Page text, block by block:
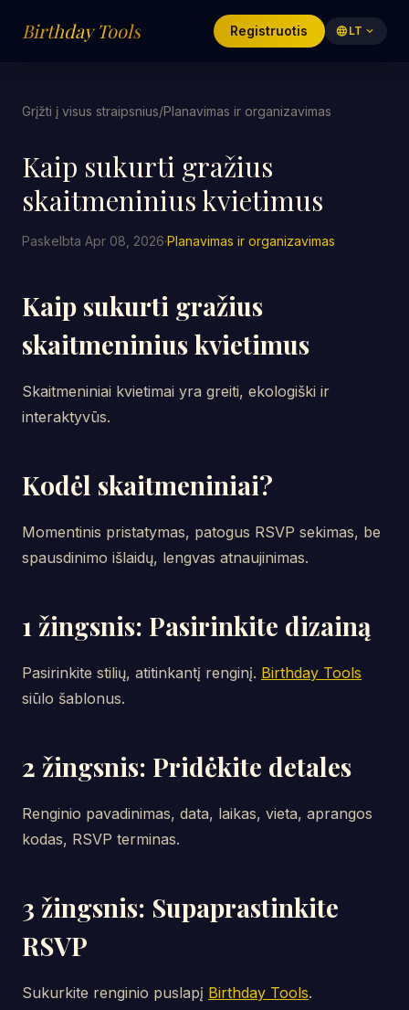
Birthday Tools Registruotis language LT expand_more
Grįžti į visus straipsnius/Planavimas ir organizavimas
Kaip sukurti gražius
skaitmeninius kvietimus
Paskelbta Apr 08, 2026·Planavimas ir organizavimas
Kaip sukurti gražius
skaitmeninius kvietimus
Skaitmeniniai kvietimai yra greiti, ekologiški ir
interaktyvūs.
Kodėl skaitmeniniai?
Momentinis pristatymas, patogus RSVP sekimas, be
spausdinimo išlaidų, lengvas atnaujinimas.
1 žingsnis: Pasirinkite dizainą
Pasirinkite stilių, atitinkantį renginį. Birthday Tools
siūlo šablonus.
2 žingsnis: Pridėkite detales
Renginio pavadinimas, data, laikas, vieta, aprangos
kodas, RSVP terminas.
3 žingsnis: Supaprastinkite
RSVP
Sukurkite renginio puslapį Birthday Tools.